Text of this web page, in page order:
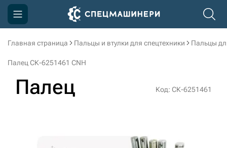
Главная страница Пальцы и втулки для спецтехники Пальцы
Палец СК-6251461 CNH
Палец Код: СК-6251461
Компания
Доставка и оплата